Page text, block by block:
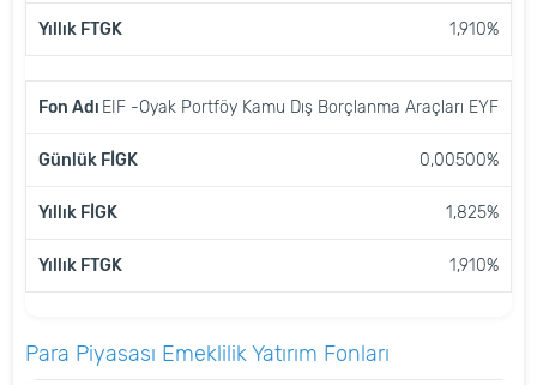
1,910%
EIF -Oyak Portföy Kamu Dış Borçlanma Araçları EYF
0,00500%
1,825%
1,910%
Para Piyasası Emeklilik Yatırım Fonları